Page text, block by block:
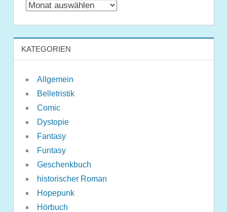
Archiv
KATEGORIEN
Allgemein
Belletristik
Comic
Dystopie
Fantasy
Funtasy
Geschenkbuch
historischer Roman
Hopepunk
Hörbuch